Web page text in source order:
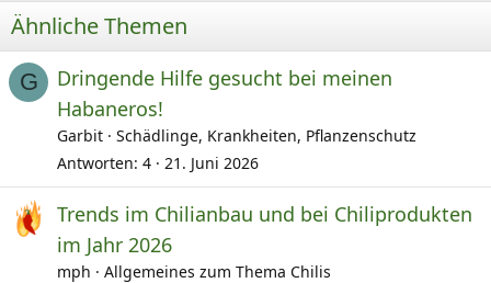
Ähnliche Themen
G
Dringende Hilfe gesucht bei meinen
Habaneros!
Garbit
Schädlinge, Krankheiten, Pflanzenschutz
Antworten 4 21. Juni 2026
Trends im Chilianbau und bei Chiliprodukten
im Jahr 2026
mph
Allgemeines zum Thema Chilis